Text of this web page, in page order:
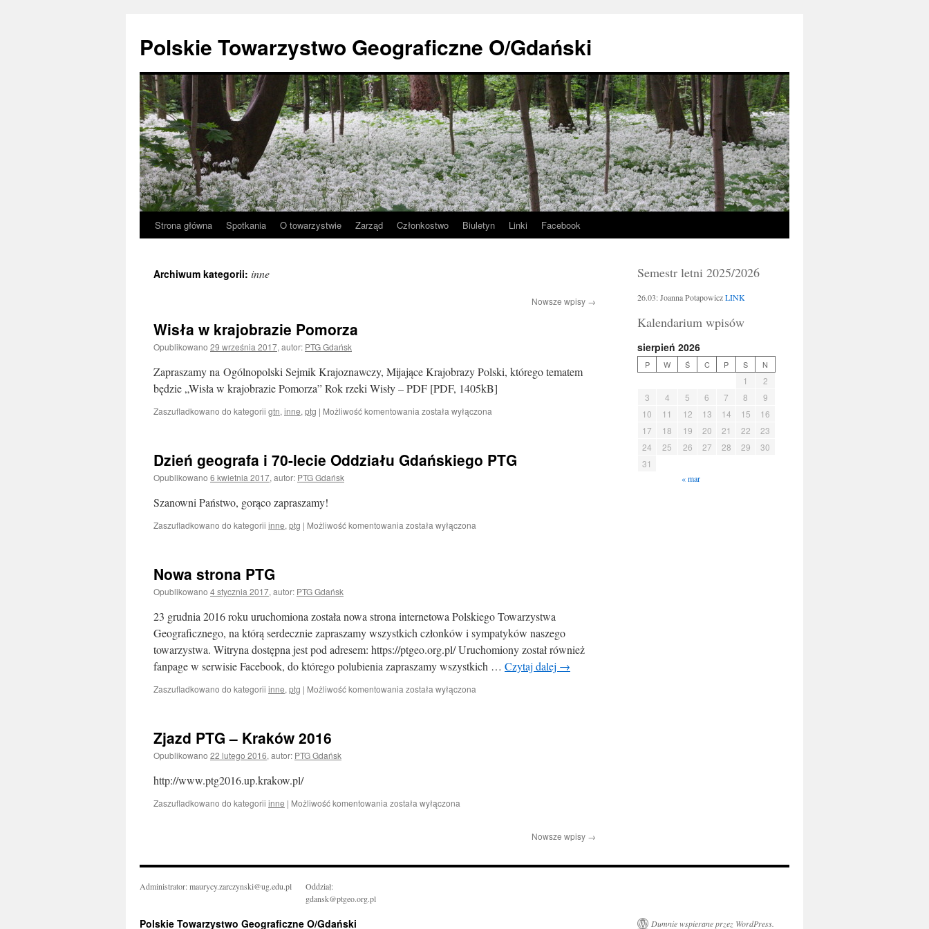
treści
Polskie Towarzystwo Geograficzne O/Gdański
Strona główna Spotkania O towarzystwie Zarząd Członkostwo Biuletyn Linki Facebook
Archiwum kategorii: inne
Nowsze wpisy →
Wisła w krajobrazie Pomorza
Opublikowano 29 września 2017, autor: PTG Gdańsk
Zapraszamy na Ogólnopolski Sejmik Krajoznawczy, Mijające Krajobrazy Polski, którego tematem
będzie „Wisła w krajobrazie Pomorza” Rok rzeki Wisły – PDF [PDF, 1405kB]
Zaszufladkowano do kategorii gtn, inne, ptg | Możliwość komentowania Wisła
została wyłączona
Dzień geografa i 70-lecie Oddziału Gdańskiego PTG
Opublikowano 6 kwietnia 2017, autor: PTG Gdańsk
Szanowni Państwo, gorąco zapraszamy!
Zaszufladkowano do kategorii inne, ptg | Możliwość komentowania Dzień
PTG
została wyłączona
Nowa strona PTG
Opublikowano 4 stycznia 2017, autor: PTG Gdańsk
23 grudnia 2016 roku uruchomiona została nowa strona internetowa Polskiego Towarzystwa
Geograficznego, na którą serdecznie zapraszamy wszystkich członków i sympatyków naszego
towarzystwa. Witryna dostępna jest pod adresem: https://ptgeo.org.pl/ Uruchomiony został również
fanpage w serwisie Facebook, do którego polubienia zapraszamy wszystkich … Czytaj dalej →
Zaszufladkowano do kategorii inne, ptg | Możliwość komentowania Nowa
została wyłączona
Zjazd PTG – Kraków 2016
Opublikowano 22 lutego 2016, autor: PTG Gdańsk
http://www.ptg2016.up.krakow.pl/
Zaszufladkowano do kategorii inne | Możliwość komentowania Zjazd
została wyłączona
Nowsze wpisy →
Semestr letni 2025/2026
26.03: Joanna PotapowiczLINK
Kalendarium wpisów
sierpień 2026
P W Ś C P S N
1
2
3
4 5 6 7 8
9
10
11 12 13 14 15
16
17
18 19 20 21 22
23
24
25 26 27 28 29
30
31
« mar
Administrator: maurycy.zarczynski@ug.edu.pl
Oddział:
gdansk@ptgeo.org.pl
Polskie Towarzystwo Geograficzne O/Gdański Dumnie wspierane przez WordPress.